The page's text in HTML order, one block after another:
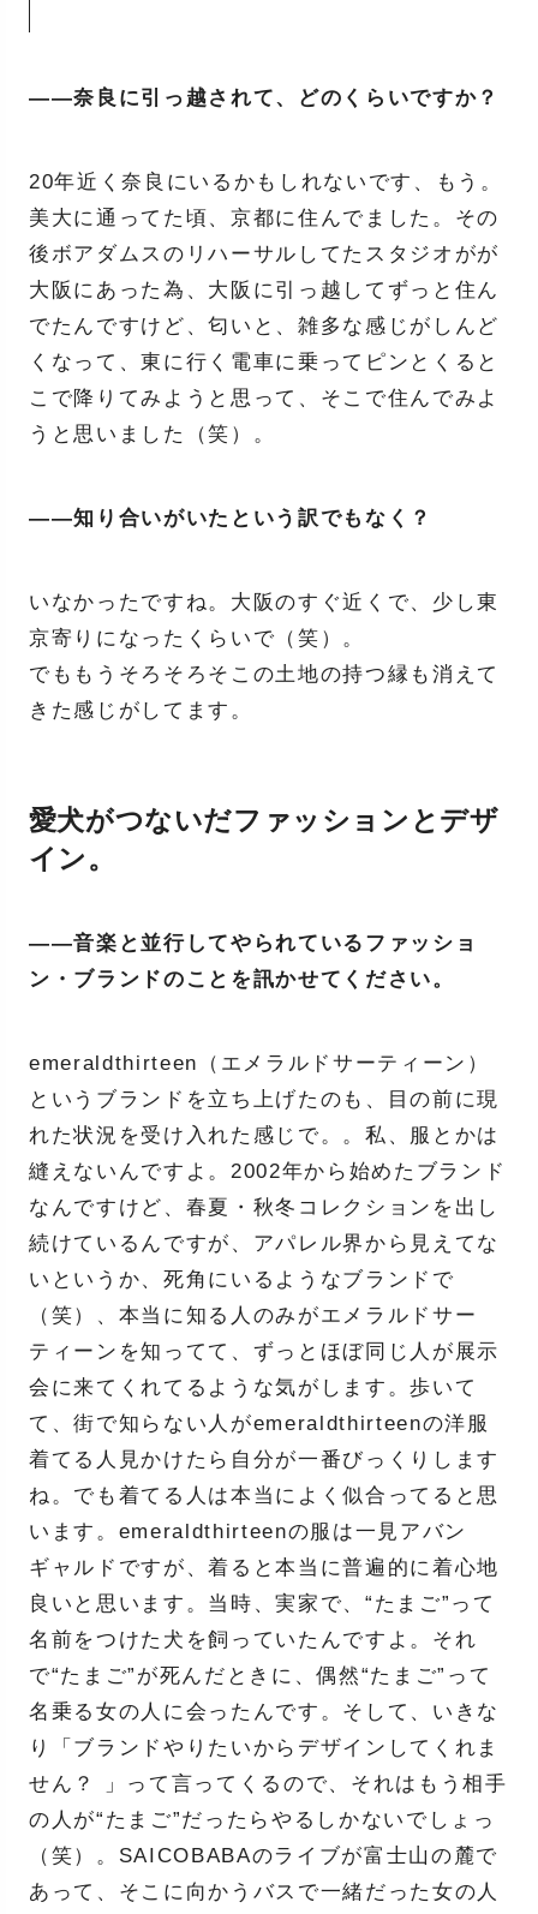
——奈良に引っ越されて、どのくらいですか？
20年近く奈良にいるかもしれないです、もう。
美大に通ってた頃、京都に住んでました。その
後ボアダムスのリハーサルしてたスタジオがが
大阪にあった為、大阪に引っ越してずっと住ん
でたんですけど、匂いと、雑多な感じがしんど
くなって、東に行く電車に乗ってピンとくると
こで降りてみようと思って、そこで住んでみよ
うと思いました（笑）。
——知り合いがいたという訳でもなく？
いなかったですね。大阪のすぐ近くで、少し東
京寄りになったくらいで（笑）。
でももうそろそろそこの土地の持つ縁も消えて
きた感じがしてます。
愛犬がつないだファッションとデザ
イン。
——音楽と並行してやられているファッショ
ン・ブランドのことを訊かせてください。
emeraldthirteen（エメラルドサーティーン）
というブランドを立ち上げたのも、目の前に現
れた状況を受け入れた感じで。。私、服とかは
縫えないんですよ。2002年から始めたブランド
なんですけど、春夏・秋冬コレクションを出し
続けているんですが、アパレル界から見えてな
いというか、死角にいるようなブランドで
（笑）、本当に知る人のみがエメラルドサー
ティーンを知ってて、ずっとほぼ同じ人が展示
会に来てくれてるような気がします。歩いて
て、街で知らない人がemeraldthirteenの洋服
着てる人見かけたら自分が一番びっくりします
ね。でも着てる人は本当によく似合ってると思
います。emeraldthirteenの服は一見アバン
ギャルドですが、着ると本当に普遍的に着心地
良いと思います。当時、実家で、“たまご”って
名前をつけた犬を飼っていたんですよ。それ
で“たまご”が死んだときに、偶然“たまご”って
名乗る女の人に会ったんです。そして、いきな
り「ブランドやりたいからデザインしてくれま
せん？ 」って言ってくるので、それはもう相手
の人が“たまご”だったらやるしかないでしょっ
（笑）。SAICOBABAのライブが富士山の麓で
あって、そこに向かうバスで一緒だった女の人